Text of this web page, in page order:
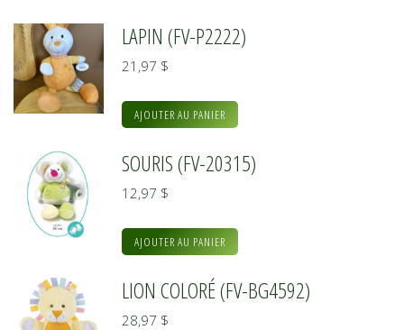
LAPIN (FV-P2222)
21,97 $
AJOUTER AU PANIER
SOURIS (FV-20315)
12,97 $
AJOUTER AU PANIER
LION COLORÉ (FV-BG4592)
28,97 $